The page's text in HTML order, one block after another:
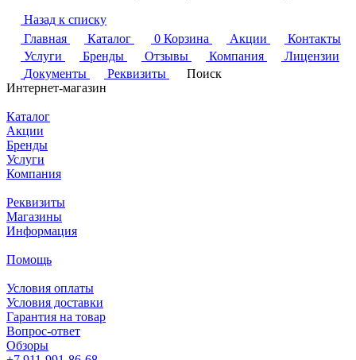
Назад к списку
Главная
Каталог 0 Корзина Акции
Контакты
Услуги
Бренды Отзывы Компания
Лицензии
Документы
Реквизиты
Поиск
Интернет-магазин
Каталог
Акции
Бренды
Услуги
Компания
Реквизиты
Магазины
Информация
Помощь
Условия оплаты
Условия доставки
Гарантия на товар
Вопрос-ответ
Обзоры